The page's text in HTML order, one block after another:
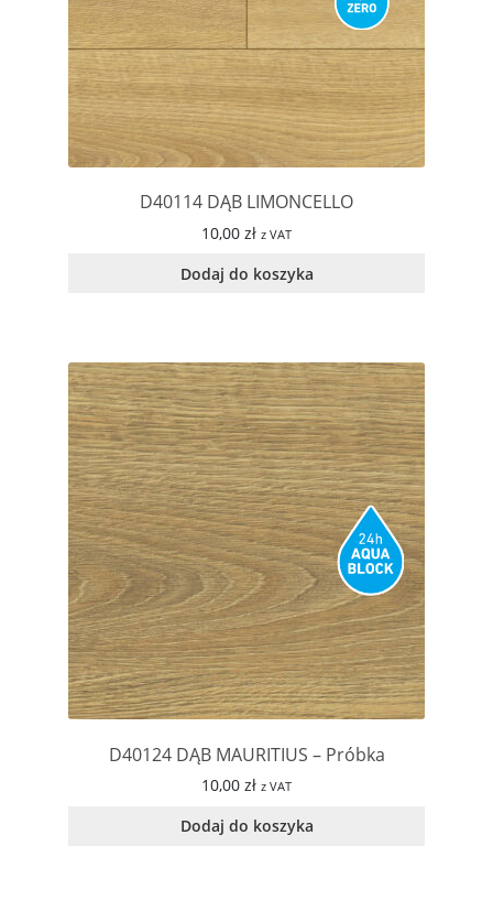
D40114 DĄB LIMONCELLO
10,00 zł z VAT
Dodaj do koszyka
D40124 DĄB MAURITIUS – Próbka
10,00 zł z VAT
Dodaj do koszyka